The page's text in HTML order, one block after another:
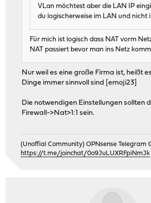
VLan möchtest aber die LAN IP
du logischerweise im LAN und nicht
Für mich ist logisch dass NAT vorm
NAT passiert bevor man ins Netz
Nur weil es eine große Firma ist, heißt
Dinge immer sinnvoll sind [emoji23]
Die notwendigen Einstellungen sollten
Firewall->Nat>1:1 sein.
(Unoffial Community) OPNsense Telegram
https://t.me/joinchat/0o9JuLUXRFpiNmJk